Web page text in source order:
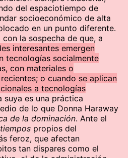
del espaciotiempo de
socioeconómico de alta
en un punto diferente.
con la sospecha de que, a
interesantes emergen
tecnologías socialmente
con materiales o
o cuando se aplican
a tecnologías
suya es una práctica
de lo que Donna Haraway
de la dominación. Ante el
propios del
feroz, que afectan
tan dispares como el